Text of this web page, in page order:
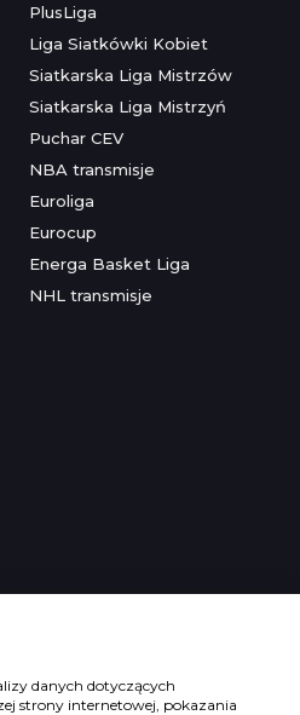
PlusLiga
Liga Siatkówki Kobiet
Siatkarska Liga Mistrzów
Siatkarska Liga Mistrzyń
Puchar CEV
NBA transmisje
Euroliga
Eurocup
Energa Basket Liga
NHL transmisje
danych dotyczących
strony internetowej, pokazania